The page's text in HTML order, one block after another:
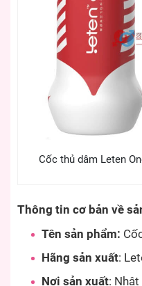
Cốc thủ dâm Leten
Thông tin cơ bản về
Tên sản phẩm:
Hãng sản xuất:
Nơi sản xuất: Nhật